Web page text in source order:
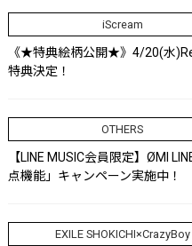
iScream
《★特典絵柄公開★》4/20(水
特典決定！
OTHERS
【LINE MUSIC会員限定】ØMI
点機能」キャンペーン実施中！
EXILE SHOKICHI×CrazyBoy